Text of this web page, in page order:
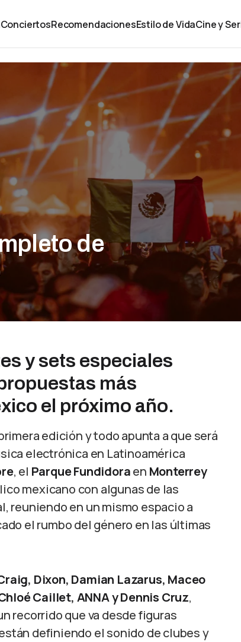
ConciertosRecomendacionesEstilo de VidaCine y
de
y sets especiales
más
el próximo año.
edición y todo apunta a que será
electrónica en Latinoamérica
, el Parque Fundidoraen Monterrey
mexicano con algunas de las
reuniendo en un mismo espacio a
el rumbo del género en las últimas
Dixon, Damian Lazarus, Maceo
Caillet, ANNA y Dennis Cruz,
recorrido que va desde figuras
definiendo el sonido de clubes y